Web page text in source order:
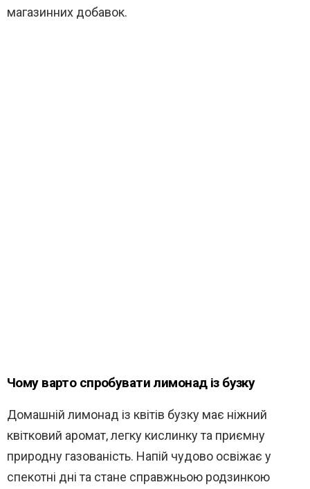
магазинних добавок.
Чому варто спробувати лимонад із бузку
Домашній лимонад із квітів бузку має ніжний
квітковий аромат, легку кислинку та приємну
природну газованість. Напій чудово освіжає у
спекотні дні та стане справжньою родзинкою